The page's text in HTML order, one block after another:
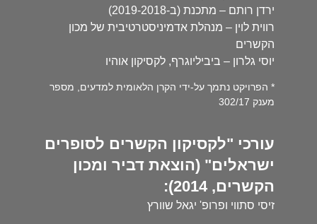
ירדן רותם – מתכנת (ב-2019-2018)
רווית לוין – מנהלת אדמיניסטרטיבית של מכון
הקשרים
יוסי גלרון – ביביליוגרף, לקסיקון אוהיו
* הפרויקט נתמך על-ידי הקרן הלאומית למדעים, מספר
מענק 302/17
עורכי "לקסיקון הקשרים לסופרים
ישראלים" (הוצאת דביר ומכון
הקשרים, 2014):
זיסי סתווי ופרופ' יגאל שוורץ